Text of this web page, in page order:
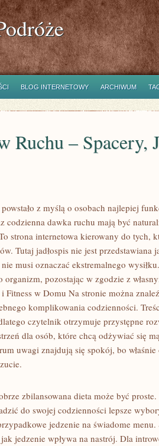
BLOG INTERNETOWY ARCHIWUM
Ruchu – Spacery,
z myślą o osobach najlepiej
codzienna dawka ruchu mają być
strona internetowa kierowany do tych,
Tutaj jadłospis nie jest przedstawiana
musi oznaczać ekstremalnego
pozostając w zgodzie z
i Fitness w Domu Na stronie można
komplikowania codzienności.
czytelnik otrzymuje przystępne
dla osób, które chcą odżywiać się
uwagi znajdują się spokój, bo
zbilansowana dieta może być
do swojej codzienności lepsze
jedzenie na świadome
jedzenie wpływa na nastrój. Dla